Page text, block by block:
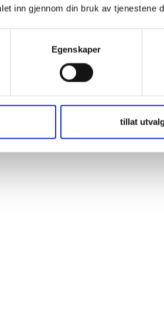
inn gjennom din bruk av tjenestene
Egenskaper
tillat
Performance Series använder
samma höga CCA och